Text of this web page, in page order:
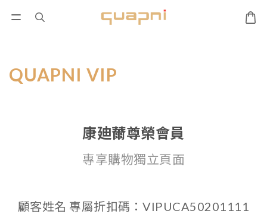
QUAPNI VIP
康廸薾尊榮會員
專享購物獨立頁面
顧客姓名 專屬折扣碼：VIPUCA50201111